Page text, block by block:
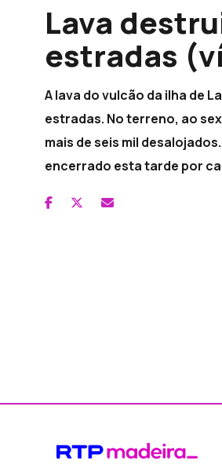
Lava
estradas
A lava do vulcão da ilha de
estradas. No terreno, ao
mais de seis mil
encerrado esta tarde por